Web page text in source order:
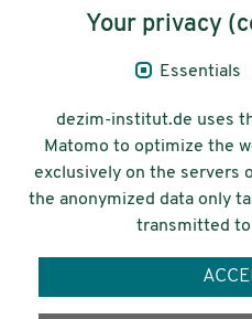
Legal Notice
© 2026 Deutsches
Integrations-
und Migrationsforschung
Your privacy
Essentials
dezim-institut.de uses
Matomo to optimize the
exclusively on the servers
the anonymized data only
transmitted